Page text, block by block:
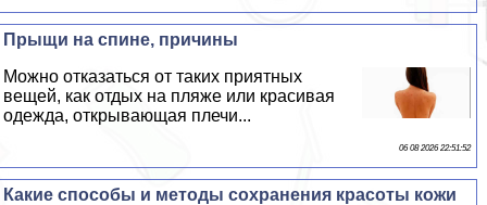
Прыщи на спине, причины
Можно отказаться от таких приятных
вещей, как отдых на пляже или красивая
одежда, открывающая плечи...
06 08 2026 22:51:52
Какие способы и методы сохранения красоты кожи